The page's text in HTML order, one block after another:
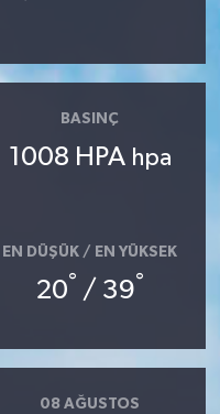
BASINÇ
1008 HPA hpa
EN DÜŞÜK / EN YÜKSEK
20° / 39°
08 AĞUSTOS